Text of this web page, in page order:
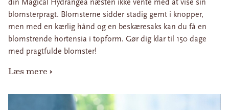
din Magical Hydrangea næsten ikke vente med at vise sin
blomsterpragt. Blomsterne sidder stadig gemt i knopper,
men med en kærlig hånd og en beskæresaks kan du få en
blomstrende hortensia i topform. Gør dig klar til 150 dage
med pragtfulde blomster!
Læs mere